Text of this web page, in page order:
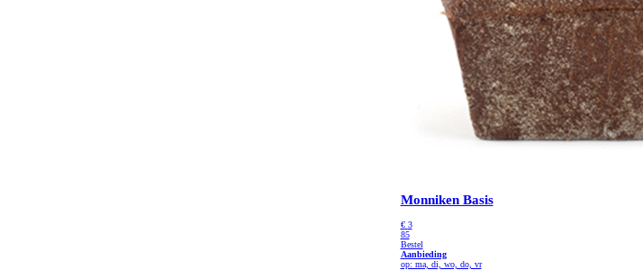
Monniken Basis
€ 3
85
Bestel
Aanbieding
op: ma, di, wo, do, vr